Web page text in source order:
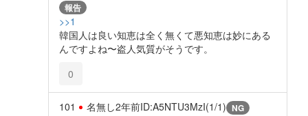
報告
>>1
韓国人は良い知恵は全く無くて悪知恵は妙にある
んですよね〜盗人気質がそうです。
0
101 名無し2年前ID:A5NTU3MzI(1/1) NG